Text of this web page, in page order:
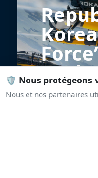
🛡️ Nous protégeons
Nous et nos partenaires